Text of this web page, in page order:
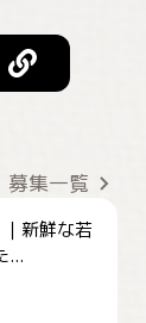
募集一覧
新鮮な若
...